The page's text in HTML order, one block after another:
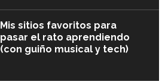
Mis sitios favoritos para
pasar el rato aprendiendo
(con guiño musical y tech)